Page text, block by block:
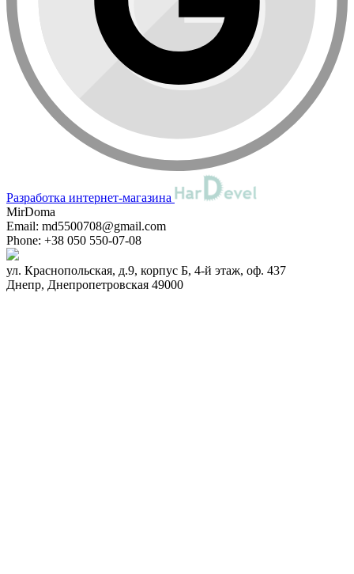
Разработка интернет-магазина
MirDoma
Email: md5500708@gmail.com
Phone: +38 050 550-07-08
ул. Краснопольская, д.9, корпус Б, 4-й этаж, оф. 437
Днепр, Днепропетровская 49000